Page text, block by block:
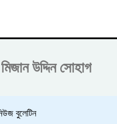
উদ্দিন সোহাগ